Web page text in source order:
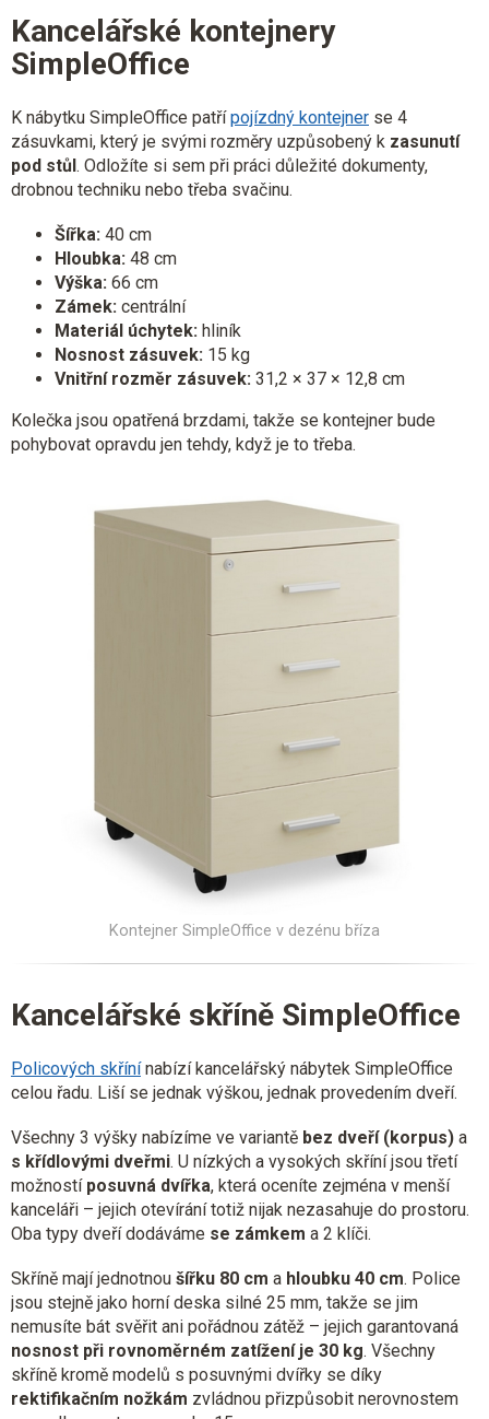
Kancelářské kontejnery
SimpleOffice
K nábytku SimpleOffice patřípojízdný kontejner se 4
zásuvkami, který je svými rozměry uzpůsobený k zasunutí
pod stůl. Odložíte si sem při práci důležité dokumenty,
drobnou techniku nebo třeba svačinu.
Šířka: 40 cm
Hloubka: 48 cm
Výška: 66 cm
Zámek: centrální
Materiál úchytek: hliník
Nosnost zásuvek: 15 kg
Vnitřní rozměr zásuvek: 31,2 × 37 × 12,8 cm
Kolečka jsou opatřená brzdami, takže se kontejner bude
pohybovat opravdu jen tehdy, když je to třeba.
Kontejner SimpleOffice v dezénu bříza
Kancelářské skříně SimpleOffice
Policových skřínínabízí kancelářský nábytek SimpleOffice
celou řadu. Liší se jednak výškou, jednak provedením dveří.
Všechny 3 výšky nabízíme ve variantě bez dveří (korpus) a
s křídlovými dveřmi. U nízkých a vysokých skříní jsou třetí
možností posuvná dvířka, která oceníte zejména v menší
kanceláři – jejich otevírání totiž nijak nezasahuje do prostoru.
Oba typy dveří dodáváme se zámkem a 2 klíči.
Skříně mají jednotnou šířku 80 cm a hloubku 40 cm. Police
jsou stejně jako horní deska silné 25 mm, takže se jim
nemusíte bát svěřit ani pořádnou zátěž – jejich garantovaná
nosnost při rovnoměrném zatížení je 30 kg. Všechny
skříně kromě modelů s posuvnými dvířky se díky
rektifikačním nožkám zvládnou přizpůsobit nerovnostem